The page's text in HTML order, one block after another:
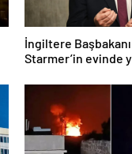
İngiltere
Starmer’in evinde